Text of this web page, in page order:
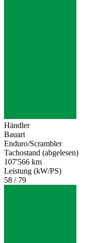
Händler
Bauart
Enduro/Scrambler
Tachostand (abgelesen)
107'566 km
Leistung (kW/PS)
58 / 79